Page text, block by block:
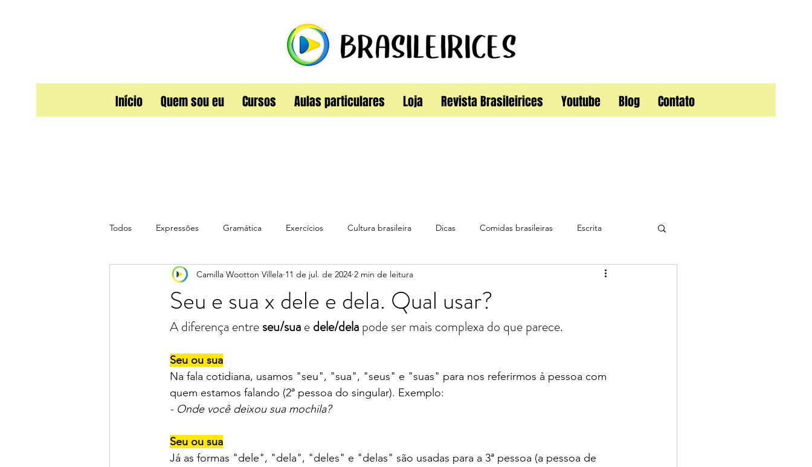
Início Quem sou eu Cursos Aulas particulares Loja Revista Brasileirices Youtube Blog Contato
Todos Expressões Gramática Exercícios Cultura brasileira Dicas Comidas brasileiras Escrita
Pronúncia Verbos que causam confusão Vocabulário
Seu e sua x dele e dela. Qual usar?
Camilla Wootton Villela 11 de jul. de 2024 2 min de leitura
A diferença entre seu/sua e dele/dela pode ser mais complexa do que parece.
Seu ou sua
Na fala cotidiana, usamos "seu", "sua", "seus" e "suas" para nos referirmos à pessoa com
quem estamos falando (2ª pessoa do singular). Exemplo:
- Onde você deixou sua mochila?
Seu ou sua
Já as formas "dele", "dela", "deles" e "delas" são usadas para a 3ª pessoa (a pessoa de